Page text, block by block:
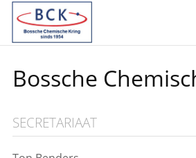
Sla
links
over
naar
de
Spring
naar
Bossche
SECRETARIAAT